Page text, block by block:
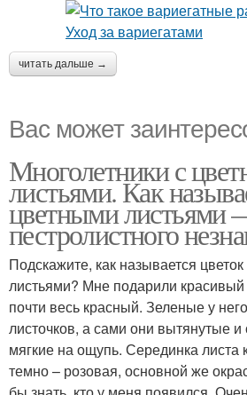
читать дальше →
Вас может
Многолетники с
листьями. Как
цветными листьями
пестролистного
Подскажите, как называется
листьями? Мне подарили
почти весь красный. Зеленые у
листочков, а сами они вытянутые
мягкие на ощупь. Серединка листа
темно – розовая, основной же